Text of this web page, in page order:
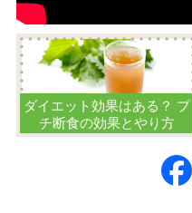
ダイエット効果はある？ プ
チ断食の効果とやり方